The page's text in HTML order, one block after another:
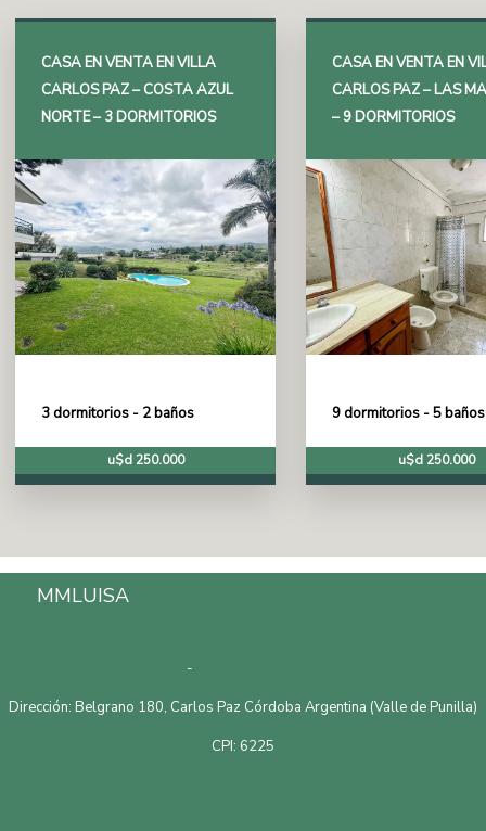
CASA EN VENTA EN VILLA
CARLOS PAZ – COSTA AZUL
NORTE – 3 DORMITORIOS
3 dormitorios - 2 baños
u$d 250.000
CASA EN VENTA EN
CARLOS PAZ – LAS
– 9 DORMITORIOS
9 dormitorios - 5 baños
u$d 250.000
MMLUISA
-
Dirección: Belgrano 180, Carlos Paz Córdoba Argentina (Valle de Punilla)
CPI: 6225